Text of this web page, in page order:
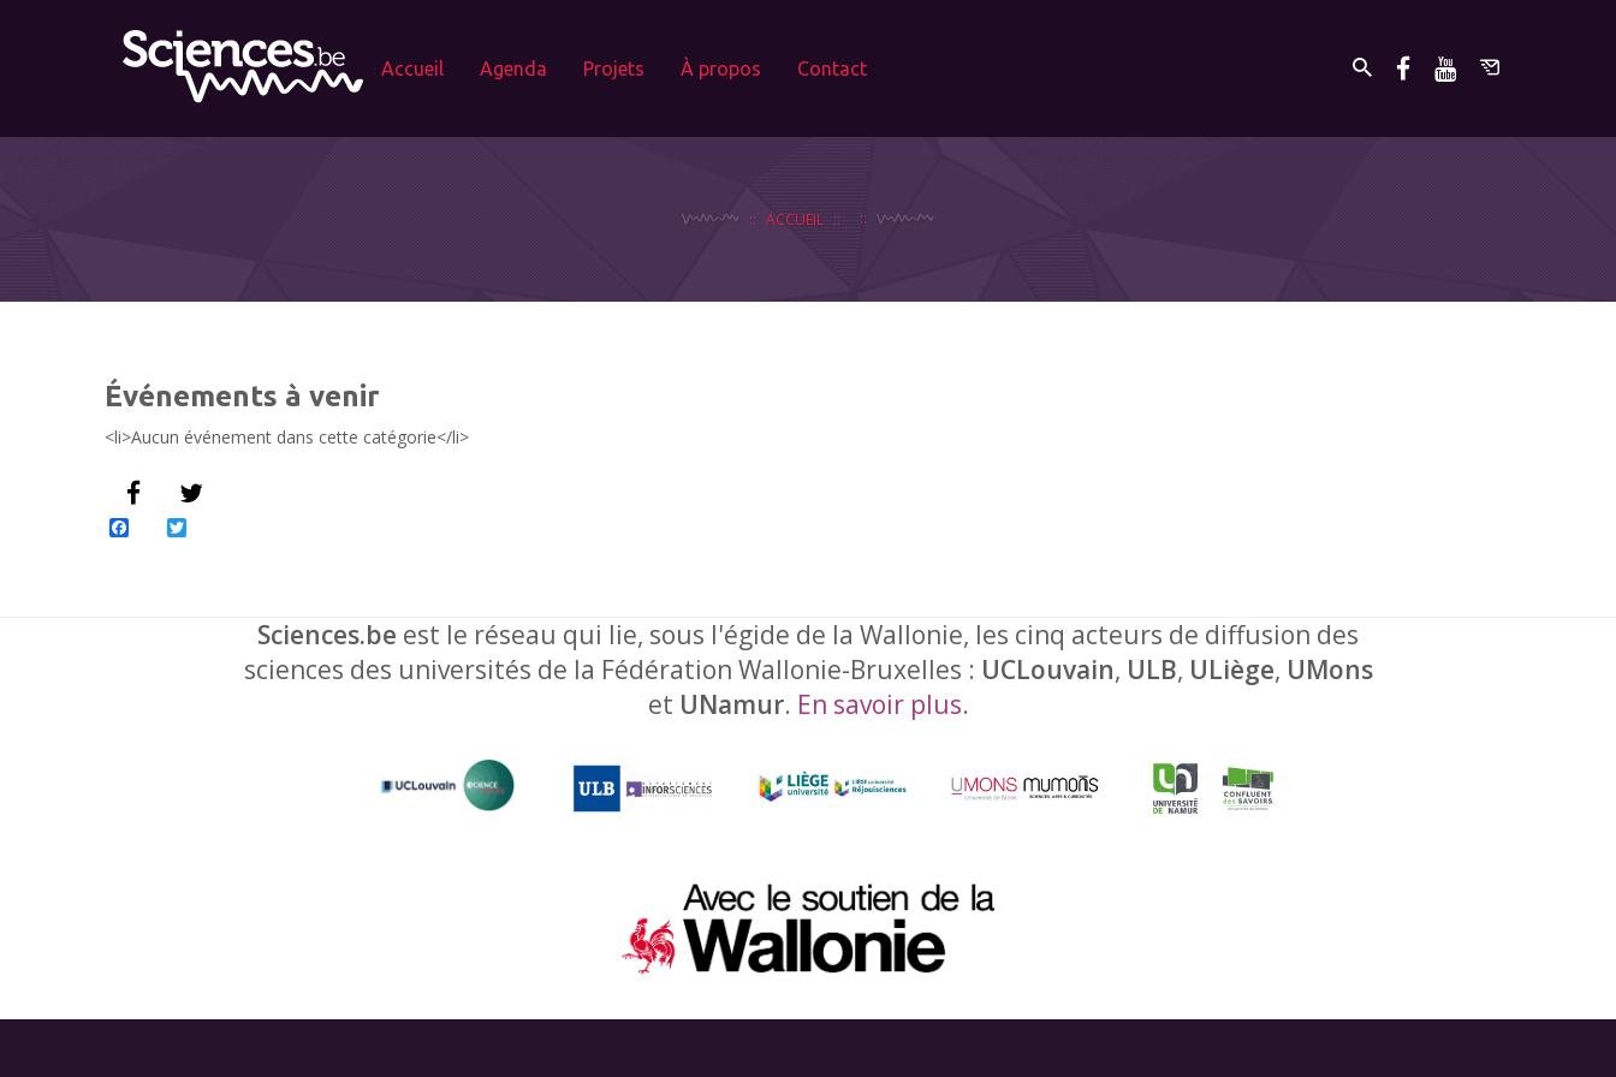
Accueil Agenda Projets À propos Contact
ACCUEIL
Événements à venir
<li>Aucun événement dans cette catégorie</li>
Facebook
Sciences.be est le réseau qui lie, sous l'égide de la Wallonie, les cinq acteurs de diffusion des
sciences des universités de la Fédération Wallonie-Bruxelles : UCLouvain, ULB, ULiège, UMons
et UNamur. En savoir plus.